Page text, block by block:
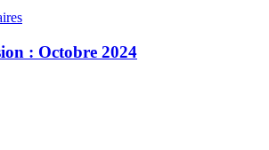
: Octobre 2024